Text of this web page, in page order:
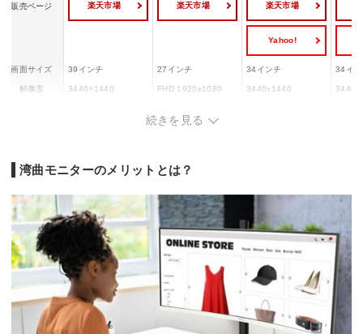
販売ページ 楽天市場 楽天市場 楽天市場
Yahoo!
画面サイズ 39インチ 27インチ 34インチ 34イ
解像度 3440×1440 FHD 1920x1080 3440x1440
VA
入力端子
HDMI入力×2/Display
SB Type-C(USB PD
65W)
HDMI 1.4/DP 1.2
splayPort
2/
続きを見る
湾曲モニターのメリットとは？